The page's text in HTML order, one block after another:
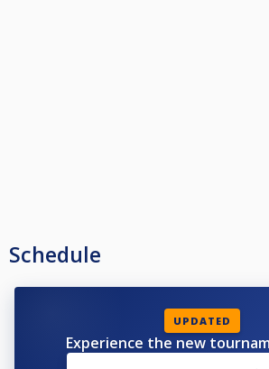
Schedule
UPDATED
Experience the new